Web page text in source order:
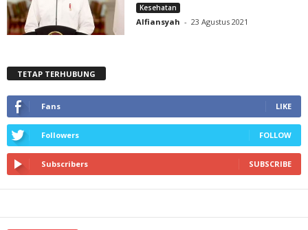
Kesehatan
Alfiansyah - 23 Agustus 2021
TETAP TERHUBUNG
Fans LIKE
Followers FOLLOW
Subscribers SUBSCRIBE